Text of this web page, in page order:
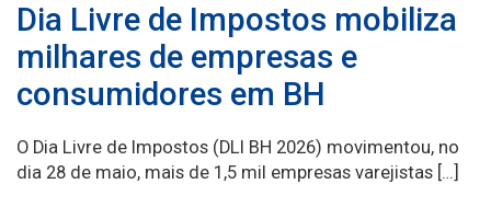
Dia Livre de Impostos mobiliza
milhares de empresas e
consumidores em BH
O Dia Livre de Impostos (DLI BH 2026) movimentou, no
dia 28 de maio, mais de 1,5 mil empresas varejistas […]